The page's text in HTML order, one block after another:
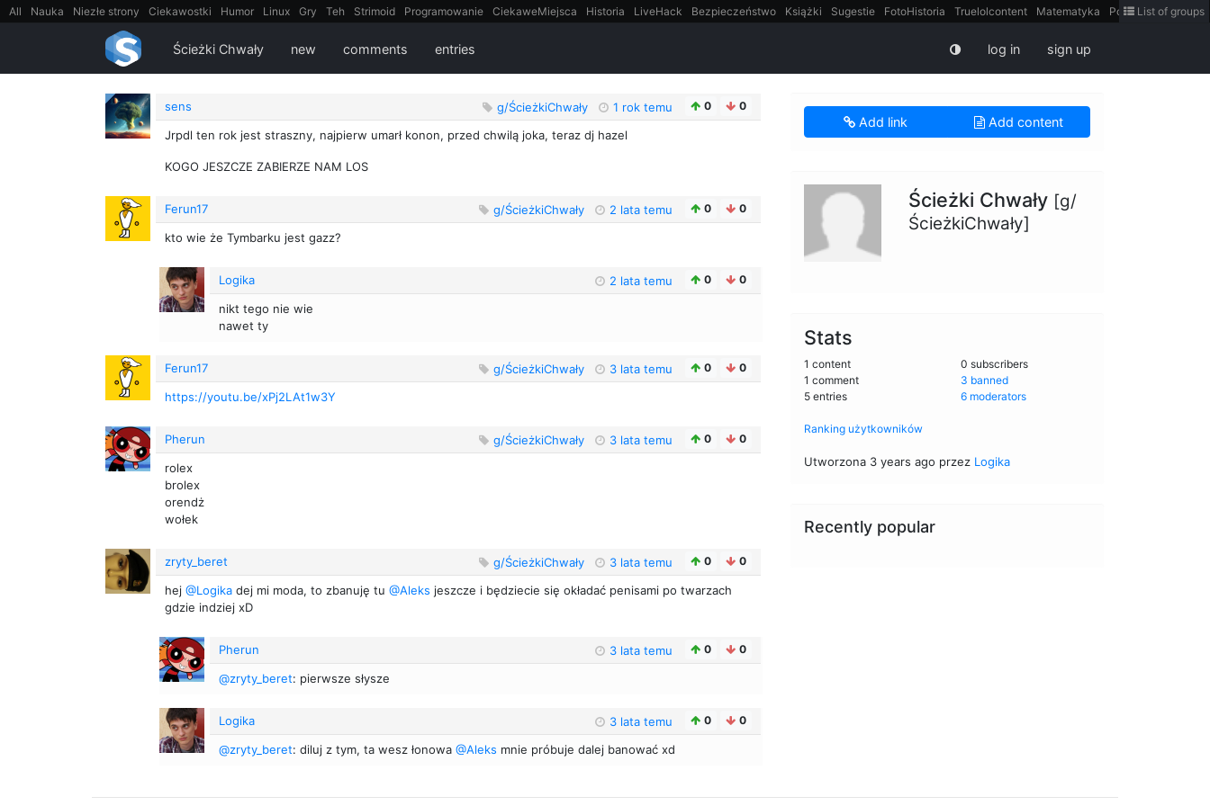
All Nauka Niezłe strony Ciekawostki Humor Linux Gry Teh Strimoid Programowanie CiekaweMiejsca Historia LiveHack Bezpieczeństwo Książki Sugestie FotoHistoria Truelolcontent Matematyka Polska
intern
FilmyDokumentalne
List of groups
Ścieżki Chwały new comments entries log in sign up
sens g/ŚcieżkiChwały 1 rok temu 0 0
Jrpdl ten rok jest straszny, najpierw umarł konon, przed chwilą joka, teraz dj hazel
KOGO JESZCZE ZABIERZE NAM LOS
Ferun17 g/ŚcieżkiChwały 2 lata temu 0 0
kto wie że Tymbarku jest gazz?
Logika 2 lata temu 0 0
nikt tego nie wie
nawet ty
Ferun17 g/ŚcieżkiChwały 3 lata temu 0 0
https://youtu.be/xPj2LAt1w3Y
Pherun g/ŚcieżkiChwały 3 lata temu 0 0
rolex
brolex
orendż
wołek
zryty_beret g/ŚcieżkiChwały 3 lata temu 0 0
hej @Logika dej mi moda, to zbanuję tu @Aleks jeszcze i będziecie się okładać penisami po twarzach
gdzie indziej xD
Pherun 3 lata temu 0 0
@zryty_beret: pierwsze słysze
Logika 3 lata temu 0 0
@zryty_beret: diluj z tym, ta wesz łonowa @Aleks mnie próbuje dalej banować xd
Add link Add content
Ścieżki Chwały [g/
ŚcieżkiChwały]
Stats
1 content
1 comment
5 entries
0 subscribers
3 banned
6 moderators
Ranking użytkowników
Utworzona 3 years ago przez Logika
Recently popular